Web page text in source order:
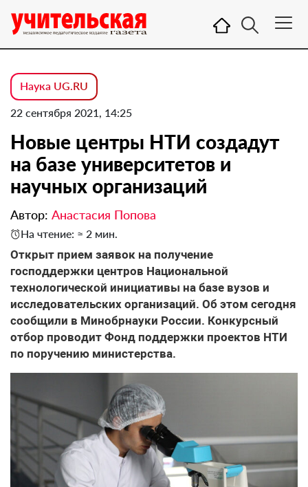
Наука UG.RU
22 сентября 2021, 14:25
Новые центры НТИ создадут
на базе университетов и
научных организаций
Автор: Анастасия Попова
На чтение: ≈ 2 мин.
Открыт прием заявок на получение
господдержки центров Национальной
технологической инициативы на базе вузов и
исследовательских организаций. Об этом сегодня
сообщили в Минобрнауки России. Конкурсный
отбор проводит Фонд поддержки проектов НТИ
по поручению министерства.